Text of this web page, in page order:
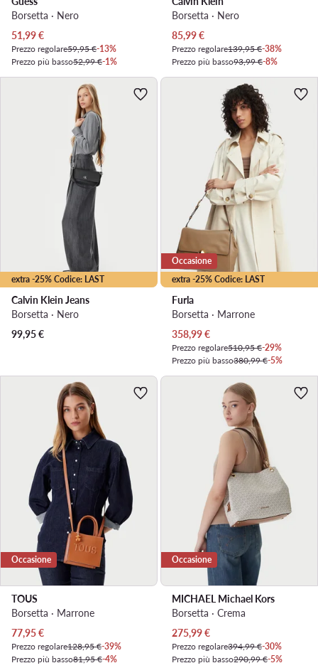
Borsetta · Nero
Prezzo attuale
51,99€
Prezzo regolare59,95 €-13%
Prezzo più basso52,99 €-1%
Borsetta · Nero
Prezzo attuale
85,99€
Prezzo regolare139,95 €-38%
Prezzo più basso93,99 €-8%
extra -25% Codice: LAST
Calvin Klein Jeans
Borsetta · Nero
99,95€
extra -25% Codice: LAST
Occasione
Furla
Borsetta · Marrone
Prezzo attuale
358,99€
Prezzo regolare510,95 €-29%
Prezzo più basso380,99 €-5%
Occasione
TOUS
Borsetta · Marrone
Prezzo attuale
77,95€
Prezzo regolare128,95 €-39%
Prezzo più basso81,95 €-4%
Occasione
MICHAEL Michael Kors
Borsetta · Crema
Prezzo attuale
275,99€
Prezzo regolare394,99 €-30%
Prezzo più basso290,99 €-5%